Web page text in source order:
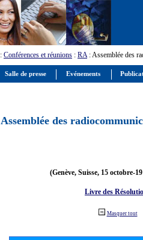
: Conférences et réunions : RA: Assemblée des
Assemblée des
(Genève, Suisse, 15 octobre-
Livre des
Masquer tout
Salle de presse Evénements